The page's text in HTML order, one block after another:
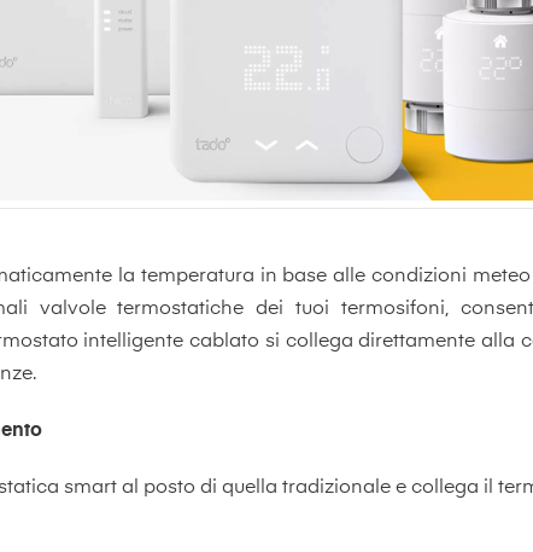
la temperatura in base alle condizioni
valvole termostatiche dei tuoi termosifoni,
intelligente cablato si collega direttamente alla
smart al posto di quella tradizionale e collega il